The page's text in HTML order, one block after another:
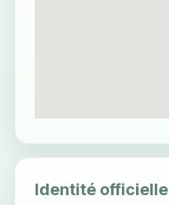
Identité officielle